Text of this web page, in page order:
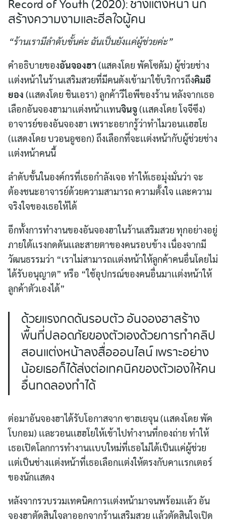
Record of Youth (2020): ช่างเเต่งหน้า นัก
สร้างความงามเเละฮีลใจผู้คน
“ร้านเรามีลำดับขั้นค่ะ ฉันเป็นยังเเค่ผู้ช่วยค่ะ”
คำอธิบายของอันจองฮา (แสดงโดย พัคโซดัม) ผู้ช่วยช่าง
เเต่งหน้าในร้านเสริมสวยที่มีคนดังเข้ามาใช้บริการถึงคิมอี
ยอง (เเสดงโดย ชินเอรา) ลูกค้าวีไอพีของร้าน หลังจากเธอ
เลือกอันจองฮามาเเต่งหน้าเเทนจินจู(เเสดงโดย โจจีซึง)
อาจารย์ของอันจองฮา เพราะอยากรู้ว่าทำไมวอนเเฮฮโย
(เเสดงโดย บวอนอูซอก) ถึงเลือกที่จะเเต่งหน้ากับผู้ช่วยช่าง
เเต่งหน้าคนนี้
ลำดับขั้นในองค์กรที่เธอกำลังเจอ ทำให้เธอมุ่งมั่นว่า จะ
ต้องชนะอาจารย์ด้วยความสามารถ ความตั้งใจ เเละความ
จริงใจของเธอให้ได้
อีกทั้งการทำงานของอันจองฮาในร้านเสริมสวย ทุกอย่างอยู่
ภายใต้เเรงกดดันเเละสายตาของคนรอบข้าง เนื่องจากมี
วัฒนธรรมว่า “เราไม่สามารถเเต่งหน้าให้ลูกค้าคนอื่นโดยไม่
ได้รับอนุญาต” หรือ “ใช้อุปกรณ์ของคนอื่นมาเเต่งหน้าให้
ลูกค้าตัวเองได้”
ด้วยเเรงกดดันรอบตัว อันจองฮาสร้าง
พื้นที่ปลอดภัยของตัวเองด้วยการทำคลิป
สอนเเต่งหน้าลงสื่อออนไลน์ เพราะอย่าง
น้อยเธอก็ได้ส่งต่อเทคนิคของตัวเองให้คน
อื่นทดลองทำได้
ต่อมาอันจองฮาได้รับโอกาสจาก ซาฮเยจุน (เเสดงโดย พัค
โบกอม) เเละวอนเเฮฮโยให้เข้าไปทำงานที่กองถ่าย ทำให้
เธอเปิดโลกการทำงานเเบบใหม่ที่เธอไม่ได้เป็นเเค่ผู้ช่วย
เเต่เป็นช่างเเต่งหน้าที่เธอเลือกเเต่งให้ตรงกับคาเเรกเตอร์
ของนักเเสดง
หลังจากรวบรวมเทคนิคการเเต่งหน้ามาจนพร้อมเเล้ว อัน
จองฮาตัดสินใจลาออกจากร้านเสริมสวย เเล้วตัดสินใจเปิด